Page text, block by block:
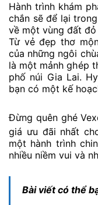
Hành trình khám
chắn sẽ để lại
về một vùng đất
Từ vẻ đẹp thơ
của những ngôi
là một mảnh ghép
phố núi Gia Lai.
bạn có một kế
Đừng quên ghé
giá ưu đãi nhất
một hành trình
nhiều niềm vui và
Bài viết có thể